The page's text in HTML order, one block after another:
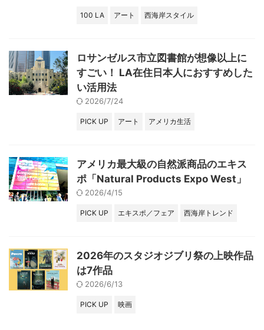
100 LA アート 西海岸スタイル
ロサンゼルス市立図書館が想像以上に
すごい！ LA在住日本人におすすめした
い活用法
2026/7/24
PICK UP アート アメリカ生活
アメリカ最大級の自然派商品のエキス
ポ「Natural Products Expo West」
2026/4/15
PICK UP エキスポ／フェア 西海岸トレンド
2026年のスタジオジブリ祭の上映作品
は7作品
2026/6/13
PICK UP 映画